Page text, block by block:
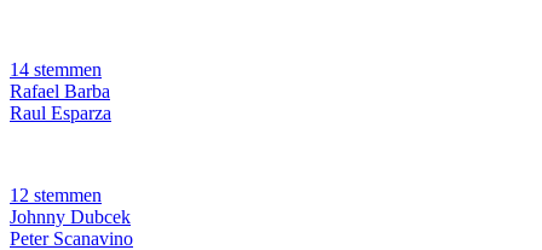
14 stemmen
Rafael Barba
Raul Esparza
12 stemmen
Johnny Dubcek
Peter Scanavino